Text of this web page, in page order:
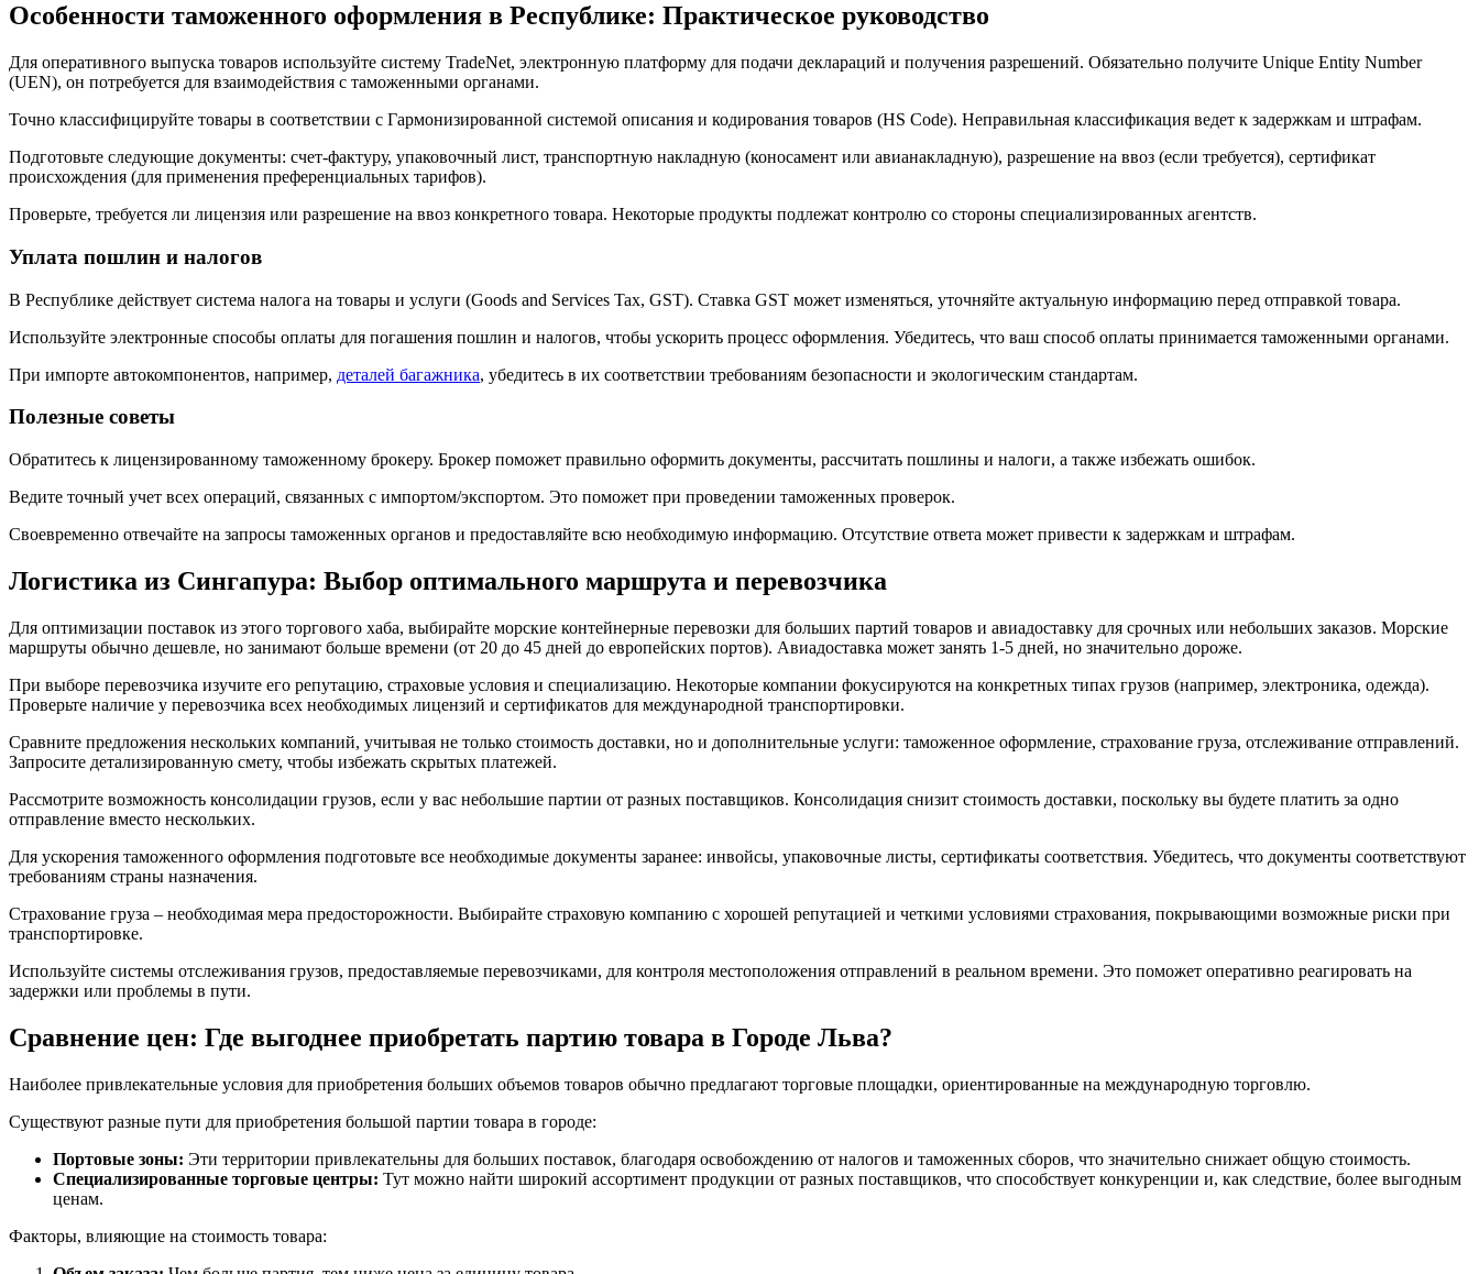
Особенности таможенного оформления в Республике: Практическое руководство
Для оперативного выпуска товаров используйте систему TradeNet, электронную платформу для подачи деклараций и получения разрешений. Обязательно получите Unique Entity Number
(UEN), он потребуется для взаимодействия с таможенными органами.
Точно классифицируйте товары в соответствии с Гармонизированной системой описания и кодирования товаров (HS Code). Неправильная классификация ведет к задержкам и штрафам.
Подготовьте следующие документы: счет-фактуру, упаковочный лист, транспортную накладную (коносамент или авианакладную), разрешение на ввоз (если требуется), сертификат
происхождения (для применения преференциальных тарифов).
Проверьте, требуется ли лицензия или разрешение на ввоз конкретного товара. Некоторые продукты подлежат контролю со стороны специализированных агентств.
Уплата пошлин и налогов
В Республике действует система налога на товары и услуги (Goods and Services Tax, GST). Ставка GST может изменяться, уточняйте актуальную информацию перед отправкой товара.
Используйте электронные способы оплаты для погашения пошлин и налогов, чтобы ускорить процесс оформления. Убедитесь, что ваш способ оплаты принимается таможенными органами.
При импорте автокомпонентов, например, деталей багажника, убедитесь в их соответствии требованиям безопасности и экологическим стандартам.
Полезные советы
Обратитесь к лицензированному таможенному брокеру. Брокер поможет правильно оформить документы, рассчитать пошлины и налоги, а также избежать ошибок.
Ведите точный учет всех операций, связанных с импортом/экспортом. Это поможет при проведении таможенных проверок.
Своевременно отвечайте на запросы таможенных органов и предоставляйте всю необходимую информацию. Отсутствие ответа может привести к задержкам и штрафам.
Логистика из Сингапура: Выбор оптимального маршрута и перевозчика
Для оптимизации поставок из этого торгового хаба, выбирайте морские контейнерные перевозки для больших партий товаров и авиадоставку для срочных или небольших заказов. Морские
маршруты обычно дешевле, но занимают больше времени (от 20 до 45 дней до европейских портов). Авиадоставка может занять 1-5 дней, но значительно дороже.
При выборе перевозчика изучите его репутацию, страховые условия и специализацию. Некоторые компании фокусируются на конкретных типах грузов (например, электроника, одежда).
Проверьте наличие у перевозчика всех необходимых лицензий и сертификатов для международной транспортировки.
Сравните предложения нескольких компаний, учитывая не только стоимость доставки, но и дополнительные услуги: таможенное оформление, страхование груза, отслеживание отправлений.
Запросите детализированную смету, чтобы избежать скрытых платежей.
Рассмотрите возможность консолидации грузов, если у вас небольшие партии от разных поставщиков. Консолидация снизит стоимость доставки, поскольку вы будете платить за одно
отправление вместо нескольких.
Для ускорения таможенного оформления подготовьте все необходимые документы заранее: инвойсы, упаковочные листы, сертификаты соответствия. Убедитесь, что документы соответствуют
требованиям страны назначения.
Страхование груза – необходимая мера предосторожности. Выбирайте страховую компанию с хорошей репутацией и четкими условиями страхования, покрывающими возможные риски при
транспортировке.
Используйте системы отслеживания грузов, предоставляемые перевозчиками, для контроля местоположения отправлений в реальном времени. Это поможет оперативно реагировать на
задержки или проблемы в пути.
Сравнение цен: Где выгоднее приобретать партию товара в Городе Льва?
Наиболее привлекательные условия для приобретения больших объемов товаров обычно предлагают торговые площадки, ориентированные на международную торговлю.
Существуют разные пути для приобретения большой партии товара в городе:
Портовые зоны: Эти территории привлекательны для больших поставок, благодаря освобождению от налогов и таможенных сборов, что значительно снижает общую стоимость.
Специализированные торговые центры: Тут можно найти широкий ассортимент продукции от разных поставщиков, что способствует конкуренции и, как следствие, более выгодным
ценам.
Факторы, влияющие на стоимость товара: